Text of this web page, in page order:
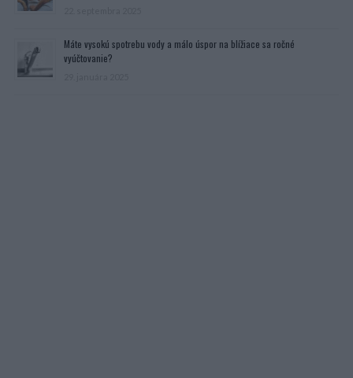
Máte vysokú spotrebu vody a málo úspor na blížiace sa ročné
vyúčtovanie?